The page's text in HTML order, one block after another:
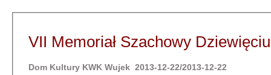
VII Memoriał Szachowy
Dom Kultury KWK Wujek 2013-12-22/2013-12-22